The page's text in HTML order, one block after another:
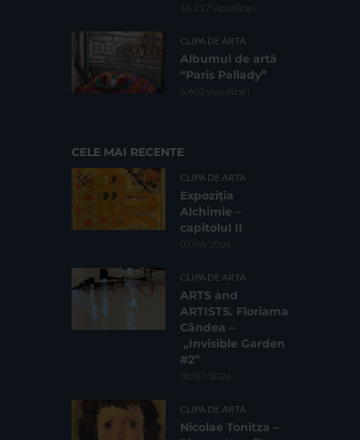
16.217 vizualizari
CLIPA DE ARTA
Albumul de artă
“Paris Pallady”
6.602 vizualizari
CELE MAI RECENTE
CLIPA DE ARTA
Expoziția
Alchimie –
capitolul II
07/08/2026
CLIPA DE ARTA
ARTS and
ARTISTS. Floriama
Cândea –
„Invisible Garden
#2”
30/07/2026
CLIPA DE ARTA
Nicolae Tonitza –